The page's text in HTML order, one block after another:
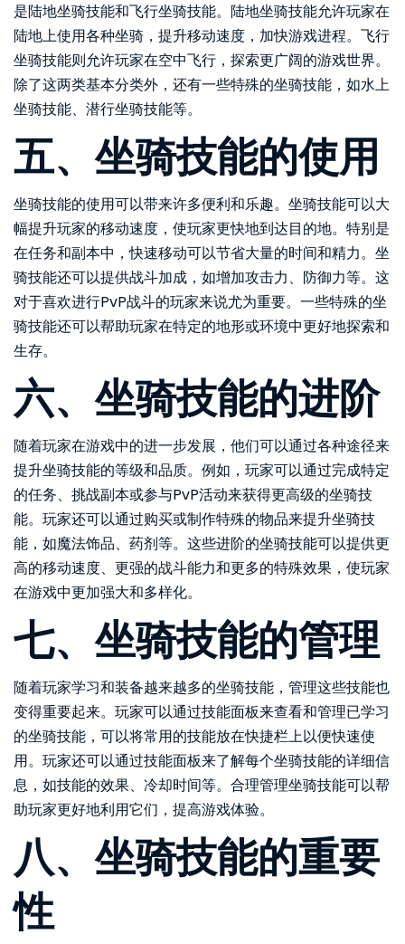
是陆地坐骑技能和飞行坐骑技能。陆地坐骑技能允许玩家在
陆地上使用各种坐骑，提升移动速度，加快游戏进程。飞行
坐骑技能则允许玩家在空中飞行，探索更广阔的游戏世界。
除了这两类基本分类外，还有一些特殊的坐骑技能，如水上
坐骑技能、潜行坐骑技能等。
五、坐骑技能的使用
坐骑技能的使用可以带来许多便利和乐趣。坐骑技能可以大
幅提升玩家的移动速度，使玩家更快地到达目的地。特别是
在任务和副本中，快速移动可以节省大量的时间和精力。坐
骑技能还可以提供战斗加成，如增加攻击力、防御力等。这
对于喜欢进行PvP战斗的玩家来说尤为重要。一些特殊的坐
骑技能还可以帮助玩家在特定的地形或环境中更好地探索和
生存。
六、坐骑技能的进阶
随着玩家在游戏中的进一步发展，他们可以通过各种途径来
提升坐骑技能的等级和品质。例如，玩家可以通过完成特定
的任务、挑战副本或参与PvP活动来获得更高级的坐骑技
能。玩家还可以通过购买或制作特殊的物品来提升坐骑技
能，如魔法饰品、药剂等。这些进阶的坐骑技能可以提供更
高的移动速度、更强的战斗能力和更多的特殊效果，使玩家
在游戏中更加强大和多样化。
七、坐骑技能的管理
随着玩家学习和装备越来越多的坐骑技能，管理这些技能也
变得重要起来。玩家可以通过技能面板来查看和管理已学习
的坐骑技能，可以将常用的技能放在快捷栏上以便快速使
用。玩家还可以通过技能面板来了解每个坐骑技能的详细信
息，如技能的效果、冷却时间等。合理管理坐骑技能可以帮
助玩家更好地利用它们，提高游戏体验。
八、坐骑技能的重要
性